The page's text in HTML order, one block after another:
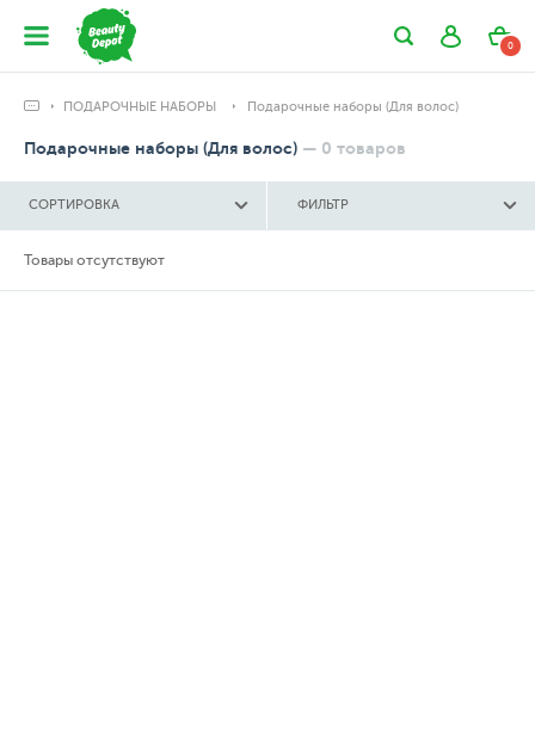
0
ПОДАРОЧНЫЕ НАБОРЫ Подарочные наборы (Для волос)
Подарочные наборы (Для волос) — 0 товаров
СОРТИРОВКА ФИЛЬТР
Товары отсутствуют